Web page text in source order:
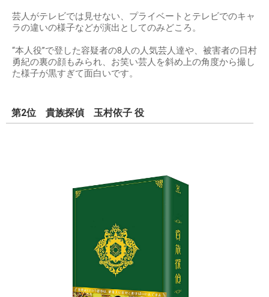
芸人がテレビでは見せない、プライベートとテレビでのキャ
ラの違いの様子などが演出としてのみどころ。
“本人役”で登した容疑者の8人の人気芸人達や、被害者の日村
勇紀の裏の顔もみられ、お笑い芸人を斜め上の角度から撮し
た様子が黒すぎて面白いです。
第2位 貴族探偵 玉村依子 役